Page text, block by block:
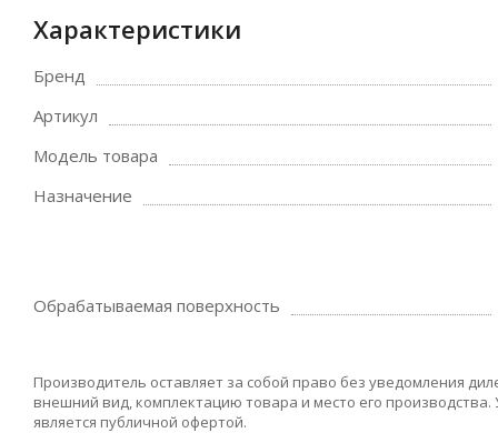
Характеристики
Бренд
Артикул
Модель товара
Назначение
Обрабатываемая поверхность
Производитель оставляет за собой право без уведомления
внешний вид, комплектацию товара и место его
является публичной офертой.